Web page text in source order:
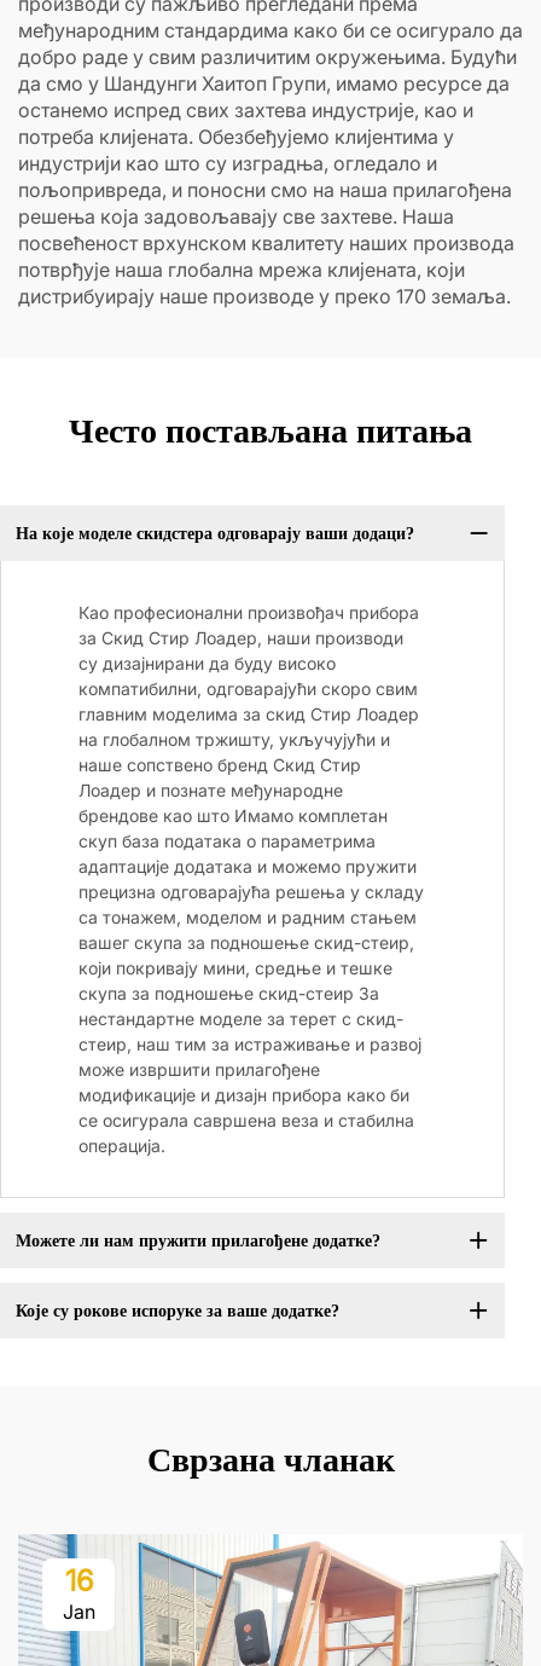
међународним стандардима како би се осигурало да
добро раде у свим различитим окружењима. Будући
да смо у Шандунги Хаитоп Групи, имамо ресурсе да
останемо испред свих захтева индустрије, као и
потреба клијената. Обезбеђујемо клијентима у
индустрији као што су изградња, огледало и
пољопривреда, и поносни смо на наша прилагођена
решења која задовољавају све захтеве. Наша
посвећеност врхунском квалитету наших производа
потврђује наша глобална мрежа клијената, који
дистрибуирају наше производе у преко 170 земаља.
Често постављана питања
На које моделе скидстера одговарају ваши додаци?
Као професионални произвођач прибора
за Скид Стир Лоадер, наши производи
су дизајнирани да буду високо
компатибилни, одговарајући скоро свим
главним моделима за скид Стир Лоадер
на глобалном тржишту, укључујући и
наше сопствено бренд Скид Стир
Лоадер и познате међународне
брендове као што Имамо комплетан
скуп база података о параметрима
адаптације додатака и можемо пружити
прецизна одговарајућа решења у складу
са тонажем, моделом и радним стањем
вашег скупа за подношење скид-стеир,
који покривају мини, средње и тешке
скупа за подношење скид-стеир За
нестандартне моделе за терет с скид-
стеир, наш тим за истраживање и развој
може извршити прилагођене
модификације и дизајн прибора како би
се осигурала савршена веза и стабилна
операција.
Можете ли нам пружити прилагођене додатке?
Које су рокове испоруке за ваше додатке?
Сврзана чланак
16
Jan